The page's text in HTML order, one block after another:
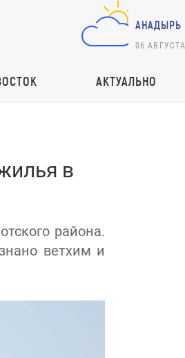
АНАДЫРЬ
06 АВГУСТА
АКТУАЛЬНО
в
района.
ветхим и